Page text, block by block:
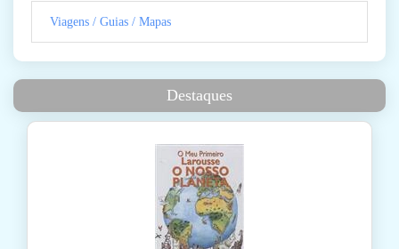
Viagens / Guias / Mapas
Destaques